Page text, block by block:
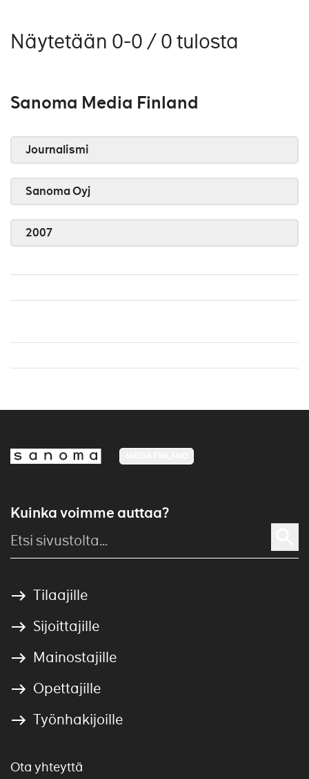
Näytetään 0-0 / 0 tulosta
Sanoma Media Finland
Journalismi
Sanoma Oyj
2007
Kuinka voimme auttaa?
Tilaajille
Sijoittajille
Mainostajille
Opettajille
Työnhakijoille
Ota yhteyttä